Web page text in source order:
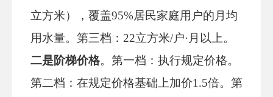
立方米），覆盖95%居民家庭用户的月均
用水量。第三档：22立方米/户·月以上。
二是阶梯价格。 第一档：执行规定价格。
第二档：在规定价格基础上加价1.5倍。第